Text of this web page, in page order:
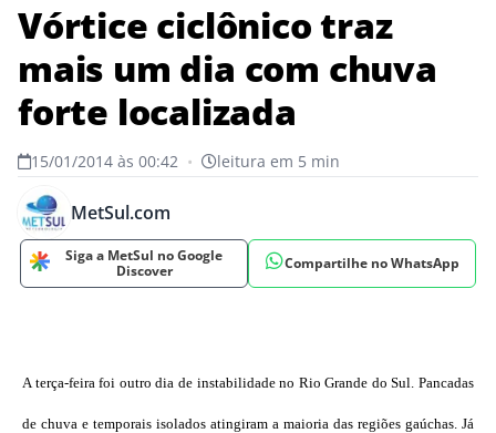
Vórtice ciclônico traz
mais um dia com chuva
forte localizada
15/01/2014 às 00:42 • leitura em 5 min
MetSul.com
Siga a MetSul no Google
Discover
Compartilhe no WhatsApp
A terça-feira foi outro dia de instabilidade no Rio Grande do Sul. Pancadas
de chuva e temporais isolados atingiram a maioria das regiões gaúchas. Já